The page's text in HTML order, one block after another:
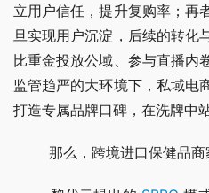
立用户信任，提升复购率；再
旦实现用户沉淀，后续的转化
比重金投放公域、参与直播内
监管趋严的大环境下，私域电
打造专属品牌口碑，在洗牌中
那么，跨境进口保健品商